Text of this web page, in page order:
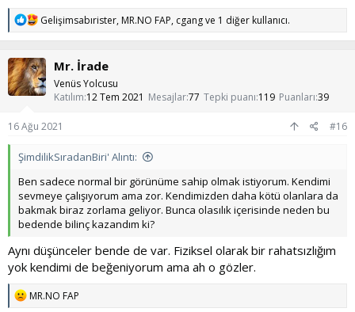
T
p
k
i
l
e
Gelişimsabırister,MR.NO FAP, cgangve 1 diğer kullanıcı.
Mr. İrade
Venüs Yolcusu
Katılım 12 Tem 2021 Mesajlar77 Tepki puanı 119 Puanları 39
16 Ağu 2021 #16
ŞimdilikSıradanBiri' Alıntı:
Ben sadece normal bir görünüme sahip olmak istiyorum. Kendimi
sevmeye çalışıyorum ama zor. Kendimizden daha kötü olanlara da
bakmak biraz zorlama geliyor. Bunca olasılık içerisinde neden bu
bedende bilinç kazandım ki?
Aynı düşünceler bende de var. Fiziksel olarak bir rahatsızlığım
yok kendimi de beğeniyorum ama ah o gözler.
T
MR.NO FAP